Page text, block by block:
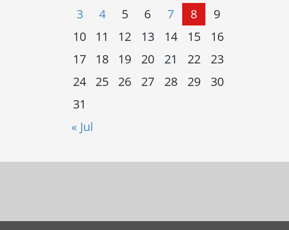
« Jul
3
4 5 6 7 8
9
10
11 12 13 14 15
16
17
18 19 20 21 22
23
24
25 26 27 28 29
30
31